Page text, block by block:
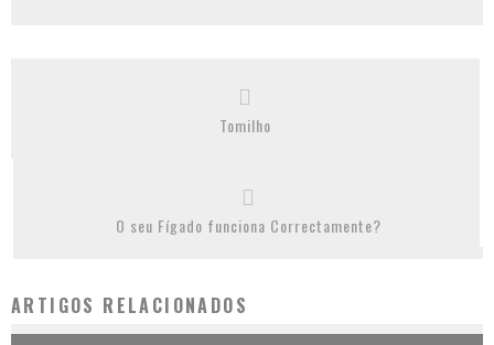
Tomilho
O seu Fígado funciona Correctamente?
ARTIGOS RELACIONADOS